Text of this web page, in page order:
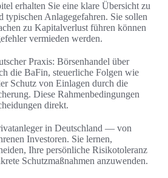
erhalten Sie eine klare Übersicht zu
typischen Anlagegefahren. Sie sollen
zu Kapitalverlust führen können
vermieden werden.
Praxis: Börsenhandel über
die BaFin, steuerliche Folgen wie
Schutz von Einlagen durch die
Diese Rahmenbedingungen
direkt.
in Deutschland — von
Investoren. Sie lernen,
Ihre persönliche Risikotoleranz
Schutzmaßnahmen anzuwenden.